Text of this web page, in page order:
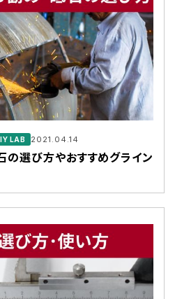
LAB 2021.04.14
の選び方やおすすめグライン